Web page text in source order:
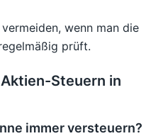
wenn man die
prüft.
Steuern in
immer versteuern?